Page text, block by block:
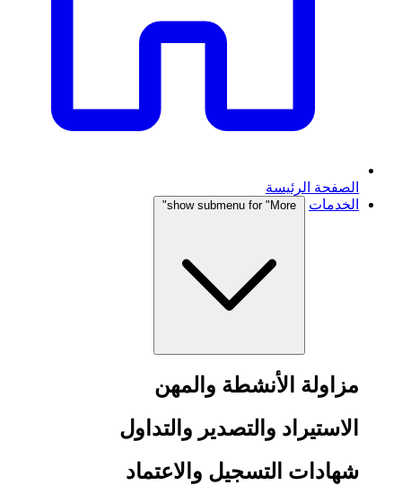
الصفحة الرئيسة
الخدمات
show submenu for "More"
مزاولة الأنشطة والمهن
الاستيراد والتصدير والتداول
شهادات التسجيل والاعتماد